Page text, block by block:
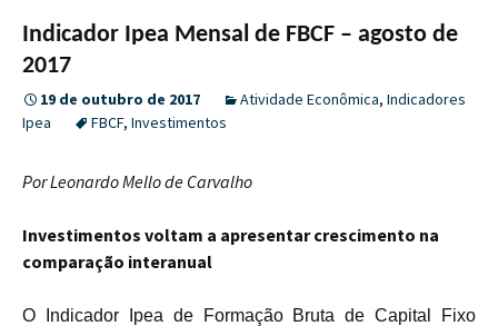
conteúdo
Indicador Ipea Mensal de FBCF – agosto de
2017
19 de outubro de 2017 Atividade Econômica, Indicadores
Ipea
FBCF, Investimentos
Por Leonardo Mello de Carvalho
Investimentos voltam a apresentar crescimento na
comparação interanual
O Indicador Ipea de Formação Bruta de Capital Fixo